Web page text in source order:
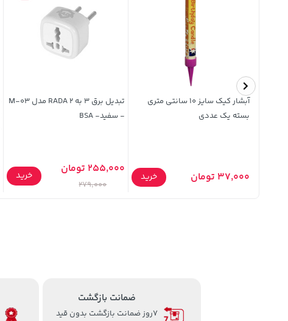
آبشار کیک سایز 10 سانتی متری
بسته یک عددی
37,000 تومان خرید
تبدیل برق 3 به 2 RADA مدل M-03
- سفید- BSA
255,000 تومان
279,000
خرید
ضمانت بازگشت
7روز ضمانت بازگشت بدون قید